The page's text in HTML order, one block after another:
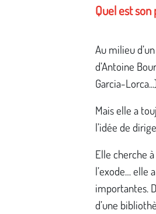
Quel est son
Au milieu
d’Antoine
Garcia-
Mais elle a
l’idée de
Elle cherche
l’exode… elle
importantes.
d’une